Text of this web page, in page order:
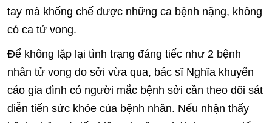
tay mà khống chế được những ca bệnh nặng, không
có ca tử vong.
Để không lặp lại tình trạng đáng tiếc như 2 bệnh
nhân tử vong do sởi vừa qua, bác sĩ Nghĩa khuyến
cáo gia đình có người mắc bệnh sởi cần theo dõi sát
diễn tiến sức khỏe của bệnh nhân. Nếu nhận thấy